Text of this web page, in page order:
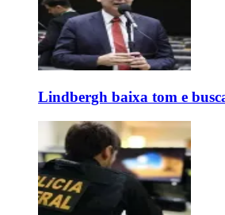
Lindbergh baixa tom e